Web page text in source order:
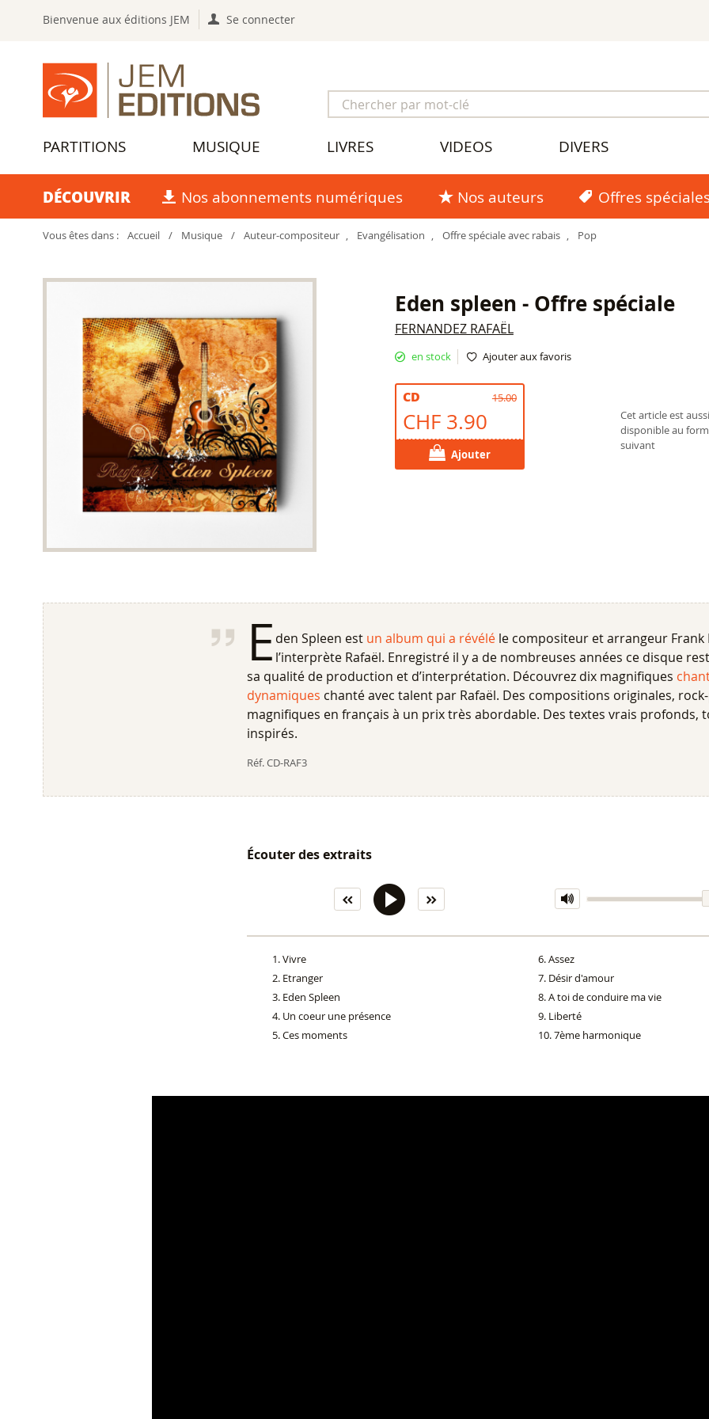
Bienvenue aux éditions JEM Se connecter
PARTITIONS MUSIQUE LIVRES VIDEOS DIVERS
DÉCOUVRIR Nos abonnements numériques Nos auteurs Offres
Vous êtes dans : Accueil / Musique / Auteur-compositeur , Evangélisation , Offre spéciale avec rabais , Pop
Eden spleen - Offre spéciale
FERNANDEZ RAFAËL
en stock Ajouter aux favoris
CD 15.00
CHF 3.90
Ajouter
Cet article est aussi
disponible au
suivant
E den Spleen est un album qui a révélé le compositeur et arrangeur Frank
l’interprète Rafaël. Enregistré il y a de nombreuses années ce disque
sa qualité de production et d’interprétation. Découvrez dix magnifiques
dynamiques chanté avec talent par Rafaël. Des compositions originales,
magnifiques en français à un prix très abordable. Des textes vrais profonds,
inspirés.
Réf.CD-RAF3
Écouter des extraits
Vivre
Etranger
Eden Spleen
Un coeur une présence
Ces moments
Assez
Désir d'amour
A toi de conduire ma vie
Liberté
7ème harmonique